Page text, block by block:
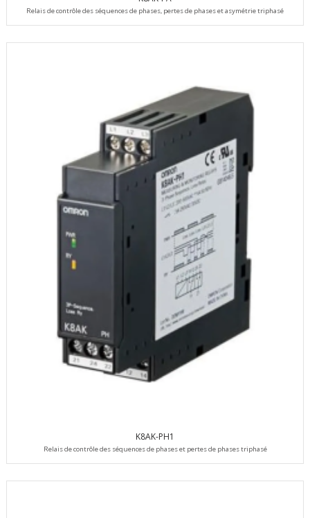
Relais de contrôle des séquences de phases, pertes de phases et asymétrie triphasé
K8AK-PH1
Relais de contrôle des séquences de phases et pertes de phases triphasé